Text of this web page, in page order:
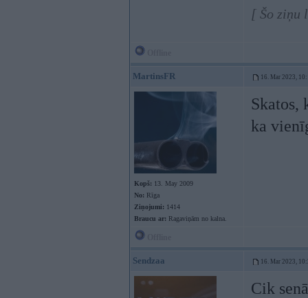
[ Šo ziņu
MartinsFR 16. Mar 2023,
Kopš: 13. May 2009
No: Rīga
Ziņojumi: 1414
Braucu ar: Ragaviņām no kalna.
Skatos,
ka
Sendzaa 16. Mar 2023,
Cik